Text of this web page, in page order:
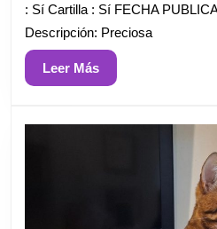
: Sí Cartilla : Sí FECHA
Descripción: Preciosa
Leer MásLeer
Más